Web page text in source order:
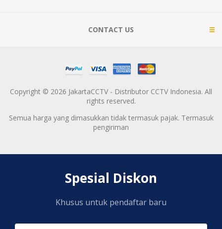
CONTACT US
Copyright © 2026 JakartaCCTV - Distributor CCTV Indonesia. All
rights reserved.
Semua harga yang dimasukkan tidak termasuk pajak. Termasuk
pengiriman
Spesial Diskon
Khusus untuk pendaftar baru